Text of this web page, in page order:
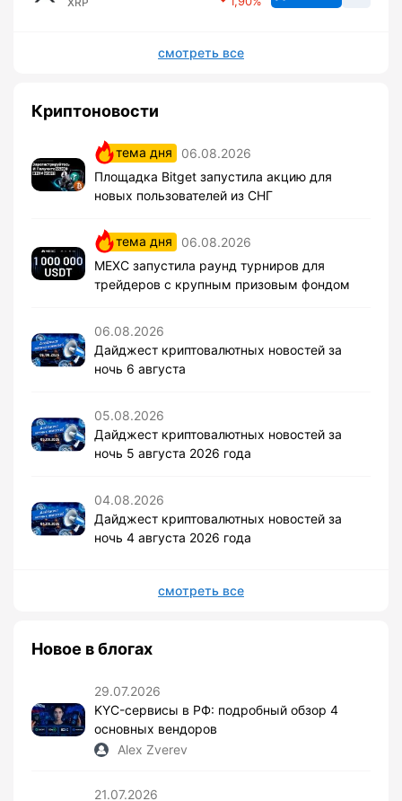
смотреть все
Криптоновости
тема дня
06.08.2026
Площадка Bitget запустила акцию для
новых пользователей из СНГ
тема дня
06.08.2026
MEXC запустила раунд турниров для
трейдеров с крупным призовым фондом
06.08.2026
Дайджест криптовалютных новостей за
ночь 6 августа
05.08.2026
Дайджест криптовалютных новостей за
ночь 5 августа 2026 года
04.08.2026
Дайджест криптовалютных новостей за
ночь 4 августа 2026 года
смотреть все
Новое в блогах
29.07.2026
KYC-сервисы в РФ: подробный обзор 4
основных вендоров
Alex Zverev
21.07.2026